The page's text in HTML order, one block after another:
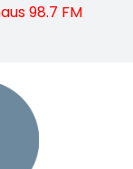
98.7 FM